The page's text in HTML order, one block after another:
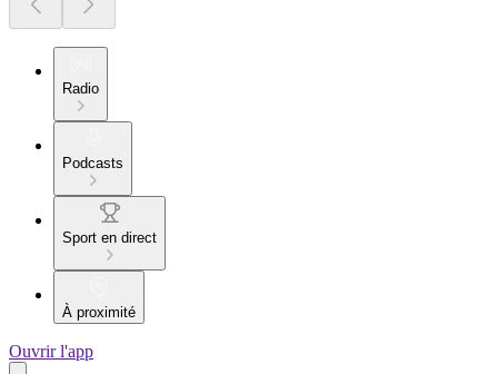
Radio
Podcasts
Sport en direct
À proximité
Ouvrir l'app